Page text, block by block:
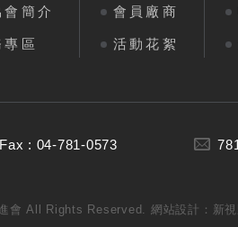
會簡介
區
會員廠商
活動花絮
Fax : 04-781-0573
會 All Rights Reserved. 網站設計：新視